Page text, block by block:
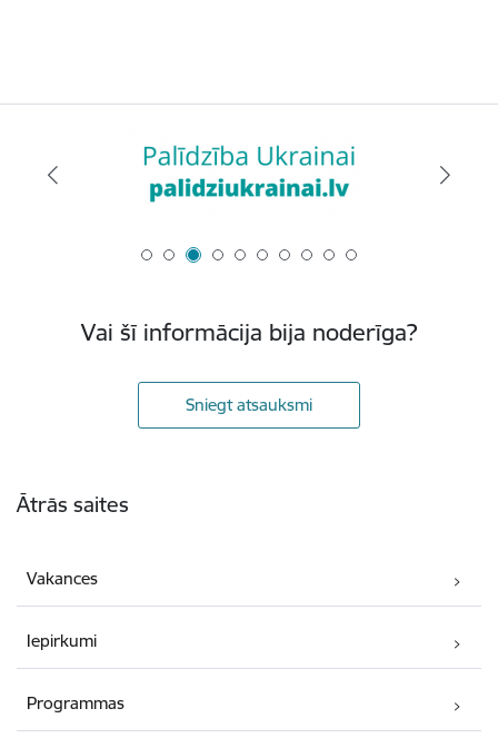
Vai šī informācija bija noderīga?
Sniegt atsauksmi
Ātrās saites
Vakances
Iepirkumi
Programmas